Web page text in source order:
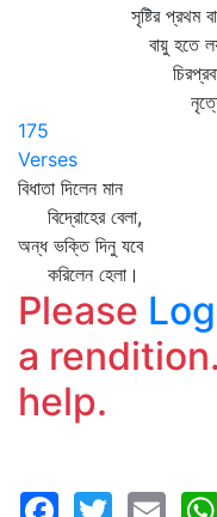
সৃষ্টির প্রথম
বায়ু হতে লয়
নৃত্যের
175
Verses
বিধাতা দিলেন মান
বিদ্রোহের বেলা,
অন্ধ ভক্তি দিনু যবে
করিলেন হেলা।
Please
a rendition.
help.